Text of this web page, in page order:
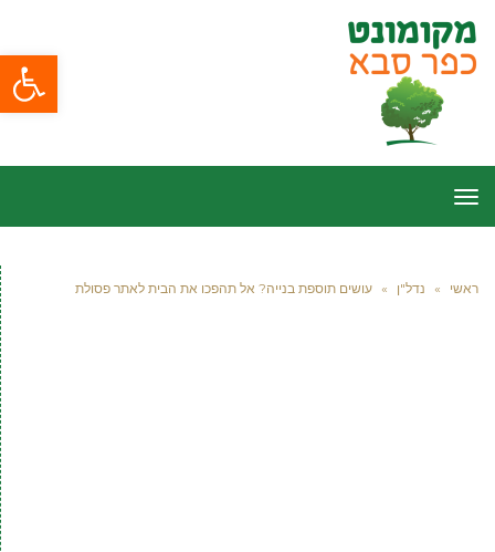
פתח
תפריט
ראשי » נדל"ן » עושים תוספת בנייה? אל תהפכו את הבית לאתר פסולת